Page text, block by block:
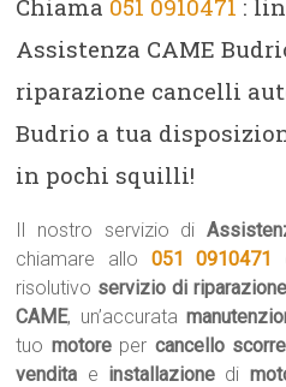
Chiama 051 0910471 :
Assistenza CAME
riparazione cancelli
Budrio a tua
in pochi squilli!
Il nostro servizio di
chiamare allo 051 0910471
risolutivo servizio di
CAME, un’accurata
tuo motoreper cancello
vendita e installazione di